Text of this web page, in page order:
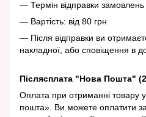
— Термін відправки замовлень
— Вартість: від 80 грн
— Після відправки ви
накладної, або сповіщення в
Післясплата "Нова Пошта"
Оплата при отриманні товару у
пошта». Ви можете оплатити